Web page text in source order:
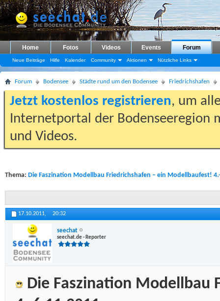
Home Fotos Videos Events Forum
Neue Beiträge Hilfe Kalender Community Aktionen Nützliche Links
Forum Bodensee Städte rund um den Bodensee Friedrichshafen
Jetzt kostenlos registrieren, um
Internetportal der Bodenseeregion
und Videos.
Thema: Die Faszination Modellbau Friedrichshafen – ein Modellbaufest!
17.10.2011, 20:32
seechat
seechat.de - Reporter
Die Faszination Modellbau